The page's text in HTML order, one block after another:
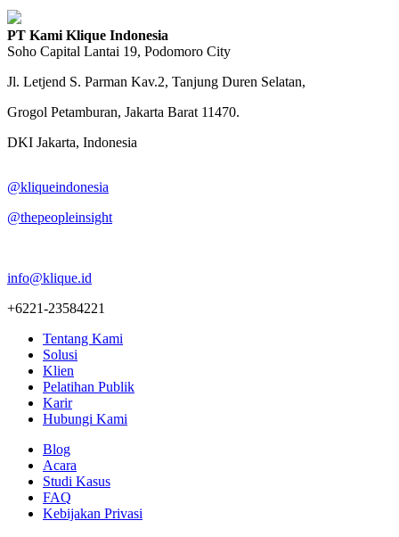
PT Kami Klique Indonesia
Soho Capital Lantai 19, Podomoro City
Jl. Letjend S. Parman Kav.2, Tanjung Duren Selatan,
Grogol Petamburan, Jakarta Barat 11470.
DKI Jakarta, Indonesia
@kliqueindonesia
@thepeopleinsight
info@klique.id
+6221-23584221
Tentang Kami
Solusi
Klien
Pelatihan Publik
Karir
Hubungi Kami
Blog
Acara
Studi Kasus
FAQ
Kebijakan Privasi